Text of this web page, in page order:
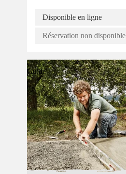
Disponible en ligne
Réservation non disponible
Guide